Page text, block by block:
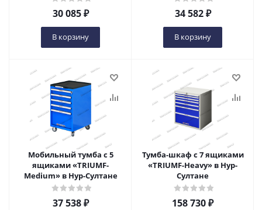
30 085₽
В корзину
34 582₽
В корзину
Мобильный тумба с 5
ящиками «TRIUMF-
Medium» в Нур-Султане
37 538₽
Тумба-шкаф с 7 ящиками
«TRIUMF-Heavy» в Нур-
Султане
158 730₽